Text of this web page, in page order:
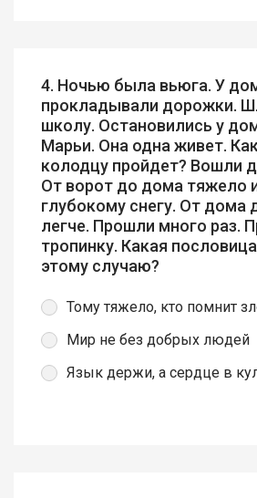
4. Ночью была вьюга. У
прокладывали дорожки.
школу. Остановились у
Марьи. Она одна живет.
колодцу пройдет? Вошли
От ворот до дома тяжело
глубокому снегу. От дома
легче. Прошли много раз.
тропинку. Какая
этому случаю?
Тому тяжело, кто помнит
Мир не без добрых людей
Язык держи, а сердце в